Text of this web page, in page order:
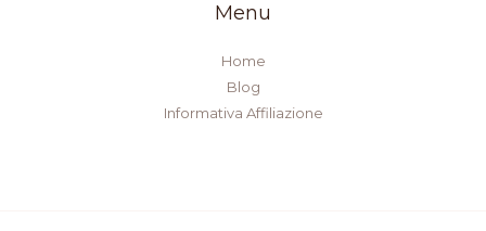
Menu
Home
Blog
Informativa Affiliazione